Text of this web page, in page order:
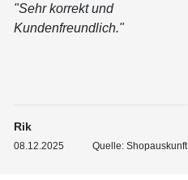
"Sehr korrekt und
Kundenfreundlich."
Rik
08.12.2025 Quelle: Shopauskunft